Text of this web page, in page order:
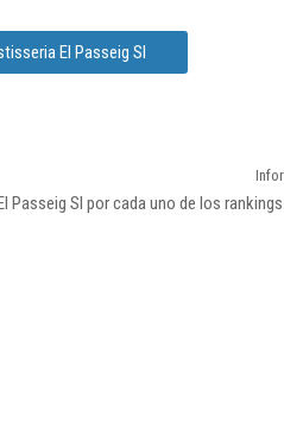
El Passeig Sl
Sl por cada uno de los